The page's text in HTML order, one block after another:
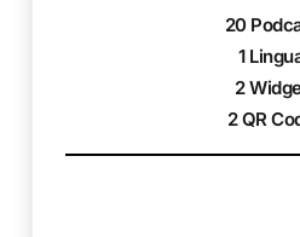
20
1
2
2 QR